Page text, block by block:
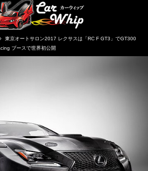
東京オートサロン2017 レクサスは「RC F GT3」でGT300
ブースで世界初公開